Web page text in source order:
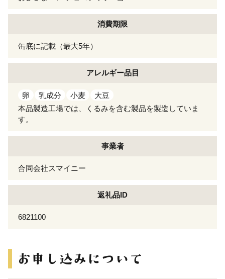
消費期限
缶底に記載（最大5年）
アレルギー品目
卵 乳成分 小麦
大豆
本品製造工場では、くるみを含む製品を製造していま
す。
事業者
合同会社スマイニー
返礼品ID
6821100